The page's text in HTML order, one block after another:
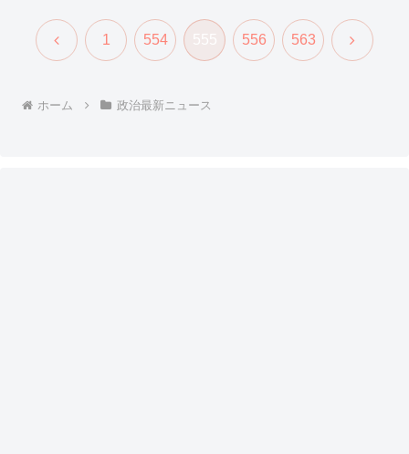
前 1 554 556 563 次
ホーム 政治最新ニュース